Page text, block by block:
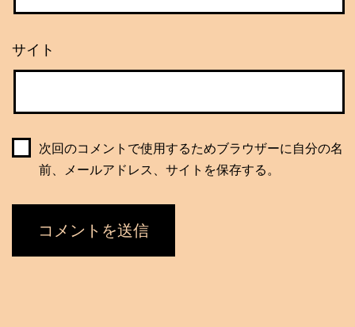
サイト
次回のコメントで使用するためブラウザーに自分の名
前、メールアドレス、サイトを保存する。